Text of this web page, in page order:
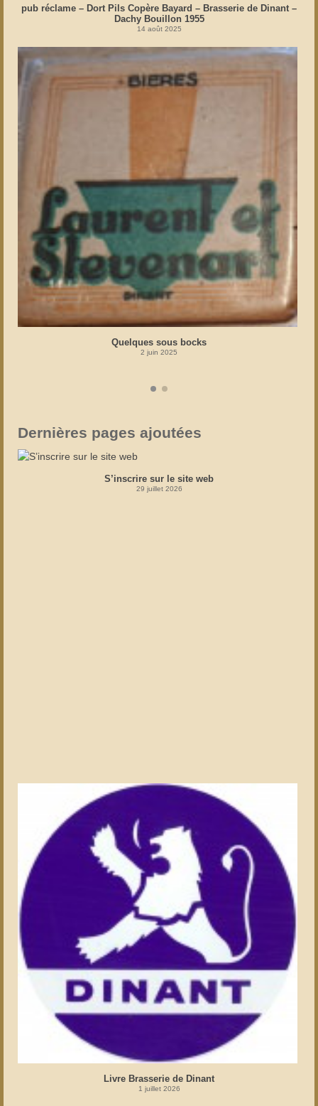
pub réclame – Dort Pils Copère Bayard – Brasserie de Dinant –
Dachy Bouillon 1955
14 août 2025
Quelques sous bocks
2 juin 2025
Dernières pages ajoutées
S’inscrire sur le site web
29 juillet 2026
Livre Brasserie de Dinant
1 juillet 2026